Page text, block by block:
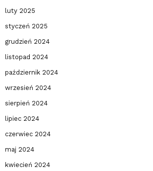
luty 2025
styczeń 2025
grudzień 2024
listopad 2024
październik 2024
wrzesień 2024
sierpień 2024
lipiec 2024
czerwiec 2024
maj 2024
kwiecień 2024